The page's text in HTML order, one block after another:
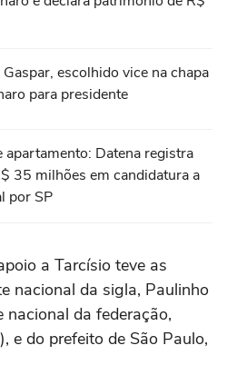
escolhido vice na chapa
para presidente
apartamento: Datena registra
35 milhões em candidatura a
por SP
a Tarcísio teve as
nacional da sigla, Paulinho
nacional da federação,
e do prefeito de São Paulo,